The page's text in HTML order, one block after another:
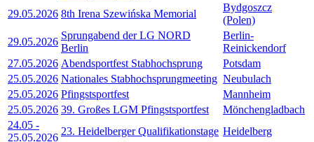
29.05.2026 8th Irena Szewińska Memorial
Bydgoszcz
(Polen)
29.05.2026
Sprungabend der LG NORD
Berlin
Berlin-
Reinickendorf
27.05.2026 Abendsportfest Stabhochsprung
Potsdam
25.05.2026 Nationales Stabhochsprungmeeting Neubulach
25.05.2026 Pfingstsportfest
Mannheim
25.05.2026 39. Großes LGM Pfingstsportfest
Mönchengladbach
24.05 -
25.05.2026
23. Heidelberger Qualifikationstage Heidelberg